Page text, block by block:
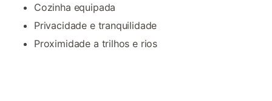
Cozinha equipada
Privacidade e tranquilidade
Proximidade a trilhos e rios